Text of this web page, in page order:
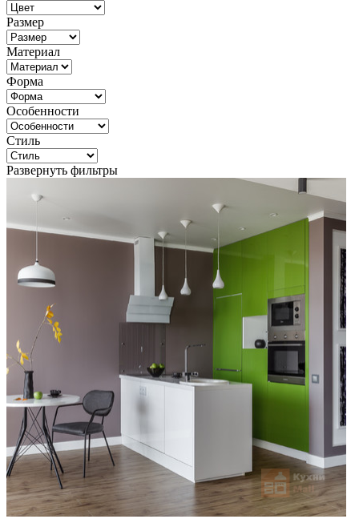
Размер
Материал
Форма
Особенности
Стиль
Развернуть фильтры